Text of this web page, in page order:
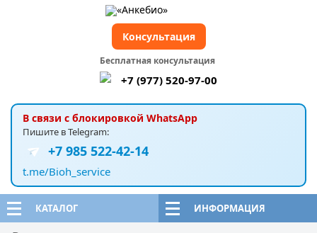
КАТАЛОГ ИНФОРМАЦИЯ
В связи с блокировкой WhatsApp
Пишите в Telegram:
+7 985 522-42-14
t.me/Bioh_service
Бесплатная консультация
+7 (977) 520-97-00
Консультация